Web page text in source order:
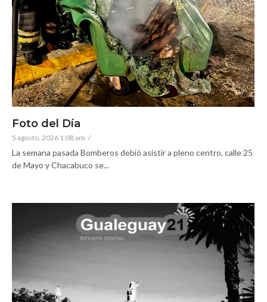
Foto del Día
5 agosto, 2026 1:08 am /
La semana pasada Bomberos debió asistir a pleno centro, calle 25
de Mayo y Chacabuco se...